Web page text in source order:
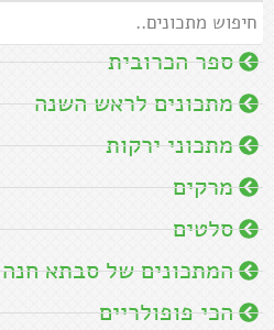
ספר הכרובית
מתכונים לראש השנה
מתכוני ירקות
מרקים
סלטים
המתכונים של סבתא חנה
הכי פופולריים